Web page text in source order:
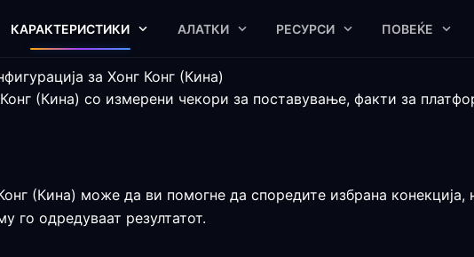
КАРАКТЕРИСТИКИ АЛАТКИ РЕСУРСИ ПОВЕЌЕ
за Хонг Конг (Кина)
(Кина) со измерени чекори за поставување, факти за
(Кина) може да ви помогне да споредите избрана конекција,
го одредуваат резултатот.